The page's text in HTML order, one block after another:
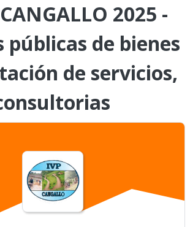
2025 -
públicas de bienes
de servicios,